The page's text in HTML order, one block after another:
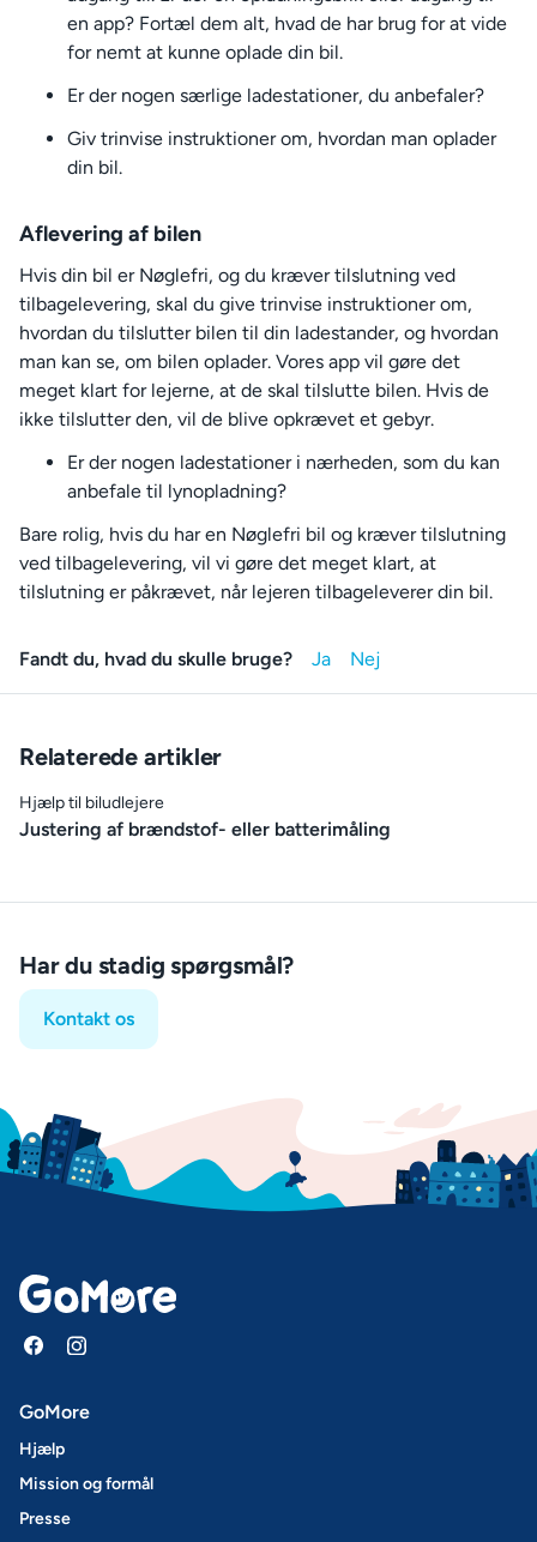
en app? Fortæl dem alt, hvad de har brug for at vide
for nemt at kunne oplade din bil.
Er der nogen særlige ladestationer, du anbefaler?
Giv trinvise instruktioner om, hvordan man oplader
din bil.
Aflevering af bilen
Hvis din bil er Nøglefri, og du kræver tilslutning ved
tilbagelevering, skal du give trinvise instruktioner om,
hvordan du tilslutter bilen til din ladestander, og hvordan
man kan se, om bilen oplader. Vores app vil gøre det
meget klart for lejerne, at de skal tilslutte bilen. Hvis de
ikke tilslutter den, vil de blive opkrævet et gebyr.
Er der nogen ladestationer i nærheden, som du kan
anbefale til lynopladning?
Bare rolig, hvis du har en Nøglefri bil og kræver tilslutning
ved tilbagelevering, vil vi gøre det meget klart, at
tilslutning er påkrævet, når lejeren tilbageleverer din bil.
Fandt du, hvad du skulle bruge?
Relaterede artikler
Hjælp til biludlejere
Justering af brændstof- eller batterimåling
Har du stadig spørgsmål?
Kontakt os
GoMore
Hjælp
Mission og formål
Presse